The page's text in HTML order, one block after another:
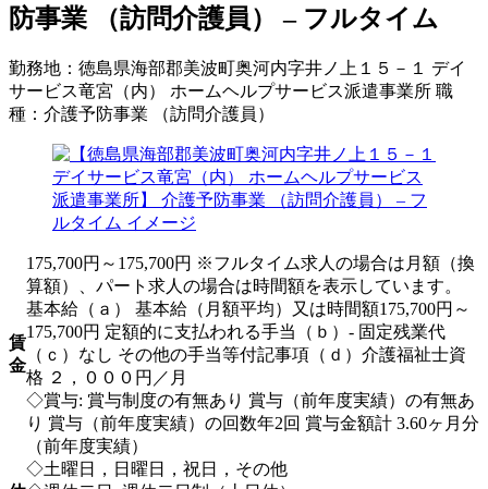
防事業 （訪問介護員） – フルタイム
勤務地： 徳島県海部郡美波町奥河内字井ノ上１５－１ デイ
サービス竜宮（内） ホームヘルプサービス派遣事業所 職
種： 介護予防事業 （訪問介護員）
賃
金
175,700円～175,700円 ※フルタイム求人の場合は月額（換
算額）、パート求人の場合は時間額を表示しています。
基本給（ａ） 基本給（月額平均）又は時間額175,700円～
175,700円 定額的に支払われる手当（ｂ）- 固定残業代
（ｃ）なし その他の手当等付記事項（ｄ）介護福祉士資
格 ２，０００円／月
◇賞与: 賞与制度の有無あり 賞与（前年度実績）の有無あ
り 賞与（前年度実績）の回数年2回 賞与金額計 3.60ヶ月分
（前年度実績）
◇土曜日，日曜日，祝日，その他